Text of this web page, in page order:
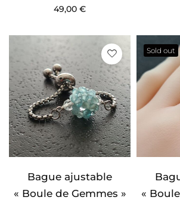
49,00 €
Bague ajustable
« Boule de Gemmes »
Sold out
«